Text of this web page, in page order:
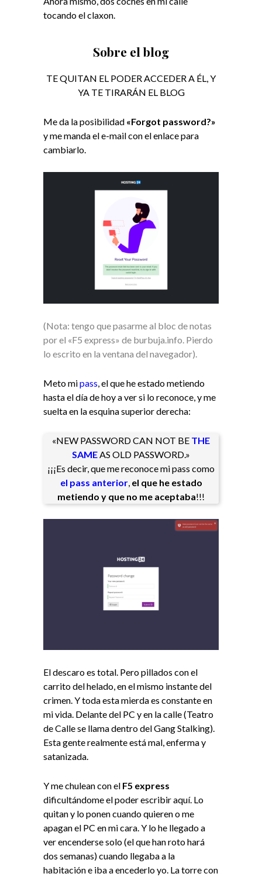
tocando el claxon.
Sobre el blog
TE QUITAN EL PODER ACCEDER A ÉL, Y
YA TE TIRARÁN EL BLOG​
Me da la posibilidad «Forgot password?»
y me manda el e-mail con el enlace para
cambiarlo.
(Nota: tengo que pasarme al bloc de notas
por el «F5 express» de burbuja.info. Pierdo
lo escrito en la ventana del navegador).
Meto mipass , el que he estado metiendo
hasta el día de hoy a ver si lo reconoce, y me
suelta en la esquina superior derecha:
«NEW PASSWORD CAN NOT BE THE
SAME AS OLD PASSWORD.»
¡¡¡Es decir, que me reconoce mi pass como
el pass anterior, el que he estado
metiendo y que no me aceptaba!!!​
El descaro es total. Pero pillados con el
carrito del helado, en el mismo instante del
crimen. Y toda esta mierda es constante en
mi vida. Delante del PC y en la calle (Teatro
de Calle se llama dentro del Gang Stalking).
Esta gente realmente está mal, enferma y
satanizada.
Y me chulean con el F5 express
dificultándome el poder escribir aquí. Lo
quitan y lo ponen cuando quieren o me
apagan el PC en mi cara. Y lo he llegado a
ver encenderse solo (el que han roto hará
dos semanas) cuando llegaba a la
habitación e iba a encederlo yo. La torre con